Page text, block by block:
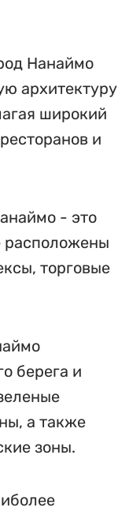
Нанаймо
архитектуру
широкий
и
- это
расположены
торговые
берега и
а также
зоны.